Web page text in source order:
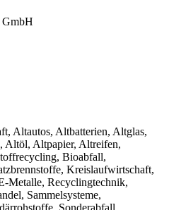
Altautos, Altbatterien, Altglas,
Altöl, Altpapier, Altreifen,
Bioabfall,
Kreislaufwirtschaft,
Metalle, Recyclingtechnik,
Sammelsysteme,
Sonderabfall,